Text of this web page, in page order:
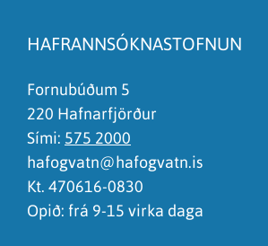
Það er of mikið efni á síðunni
Ég skil ekki efnið, finnst það of flókið
HAFRANNSÓKNASTOFNUN
Fornubúðum 5
220 Hafnarfjörður
Sími: 575 2000
hafogvatn@hafogvatn.is
Kt. 470616-0830
Opið: frá 9-15 virka daga